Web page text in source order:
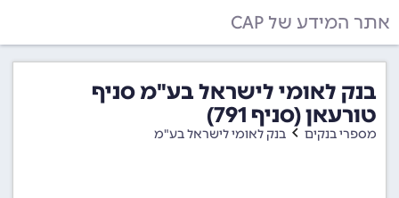
אתר המידע של CAP
בנק לאומי לישראל בע"מ סניף
טורעאן (סניף 791)
מספרי בנקים בנק לאומי לישראל בע"מ